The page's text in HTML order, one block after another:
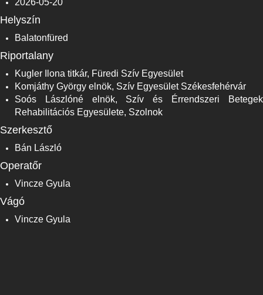
2026-05-20
Helyszín
Balatonfüred
Riportalany
Kugler Ilona titkár, Füredi Szív Egyesület
Komjáthy György elnök, Szív Egyesület Székesfehérvár
Soós Lászlóné elnök, Szív és Érrendszeri Betegek
Rehabilitációs Egyesülete, Szolnok
Szerkesztő
Bán László
Operatőr
Vincze Gyula
Vágó
Vincze Gyula